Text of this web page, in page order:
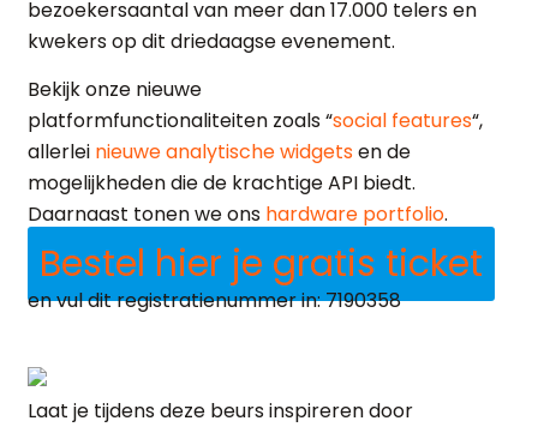
bezoekersaantal van meer dan 17.000 telers en
kwekers op dit driedaagse evenement.
Bekijk onze nieuwe
platformfunctionaliteiten zoals “social features“,
allerlei nieuwe analytische widgetsen de
mogelijkheden die de krachtige API biedt.
Daarnaast tonen we ons hardware portfolio.
Bestel hier je gratis ticket
en vul dit registratienummer in: 7190358
Laat je tijdens deze beurs inspireren door